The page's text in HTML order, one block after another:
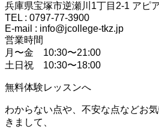
兵庫県宝塚市逆瀬川1丁目2-1 アピ
TEL : 0797-77-3900
E-mail : info@jcollege-tkz.jp
営業時間
月〜金 10:30〜21:00
土日祝 10:30〜18:00
無料体験レッスンへ
わからない点や、不安な点などお
きまして、